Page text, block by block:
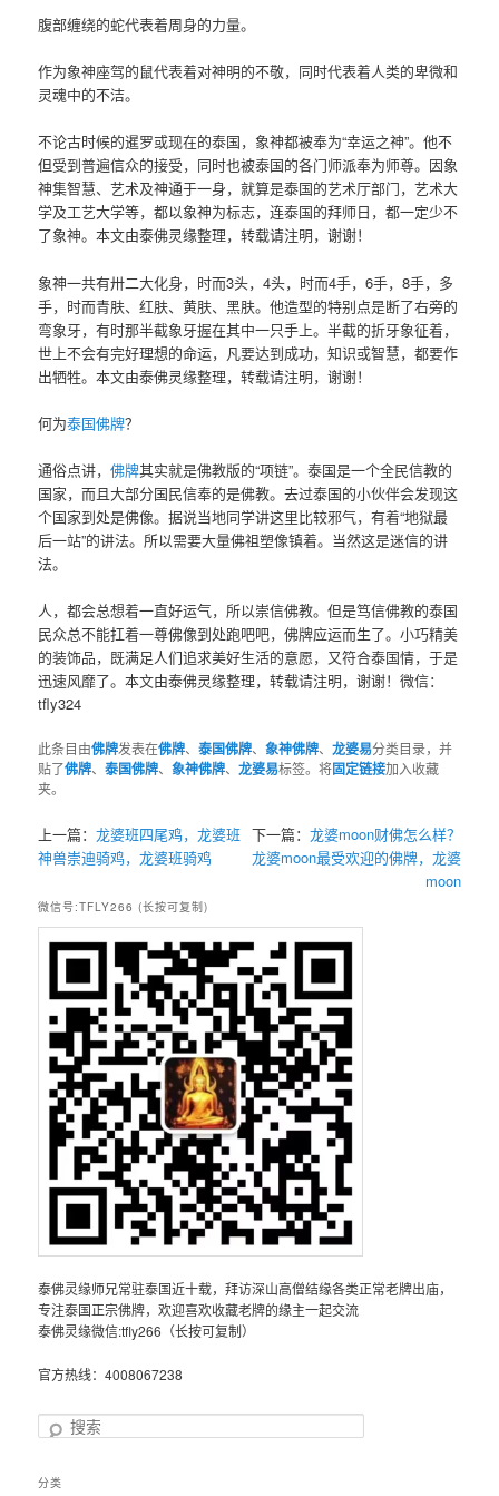
腹部缠绕的蛇代表着周身的力量。
作为象神座驾的鼠代表着对神明的不敬，同时代表着人类的卑微和
灵魂中的不洁。
不论古时候的暹罗或现在的泰国，象神都被奉为“幸运之神”。他不
但受到普遍信众的接受，同时也被泰国的各门师派奉为师尊。因象
神集智慧、艺术及神通于一身，就算是泰国的艺术厅部门，艺术大
学及工艺大学等，都以象神为标志，连泰国的拜师日，都一定少不
了象神。本文由泰佛灵缘整理，转载请注明，谢谢！
象神一共有卅二大化身，时而3头，4头，时而4手，6手，8手，多
手，时而青肤、红肤、黄肤、黑肤。他造型的特别点是断了右旁的
弯象牙，有时那半截象牙握在其中一只手上。半截的折牙象征着，
世上不会有完好理想的命运，凡要达到成功，知识或智慧，都要作
出牺牲。本文由泰佛灵缘整理，转载请注明，谢谢！
何为泰国佛牌？
通俗点讲，佛牌其实就是佛教版的“项链”。泰国是一个全民信教的
国家，而且大部分国民信奉的是佛教。去过泰国的小伙伴会发现这
个国家到处是佛像。据说当地同学讲这里比较邪气，有着“地狱最
后一站”的讲法。所以需要大量佛祖塑像镇着。当然这是迷信的讲
法。
人，都会总想着一直好运气，所以崇信佛教。但是笃信佛教的泰国
民众总不能扛着一尊佛像到处跑吧吧，佛牌应运而生了。小巧精美
的装饰品，既满足人们追求美好生活的意愿，又符合泰国情，于是
迅速风靡了。本文由泰佛灵缘整理，转载请注明，谢谢！微信：
tfly324
此条目由佛牌发表在佛牌、泰国佛牌、象神佛牌、龙婆易分类目录，并
贴了佛牌、泰国佛牌、象神佛牌、龙婆易标签。将固定链接加入收藏
夹。
上一篇：龙婆班四尾鸡，龙婆班
神兽崇迪骑鸡，龙婆班骑鸡
下一篇： 龙婆moon财佛怎么样？
龙婆moon最受欢迎的佛牌，龙婆
moon
微信号:TFLY266 (长按可复制)
泰佛灵缘师兄常驻泰国近十载，拜访深山高僧结缘各类正常老牌出庙，
专注泰国正宗佛牌，欢迎喜欢收藏老牌的缘主一起交流
泰佛灵缘微信:tfly266（长按可复制）
官方热线：4008067238
搜
分类